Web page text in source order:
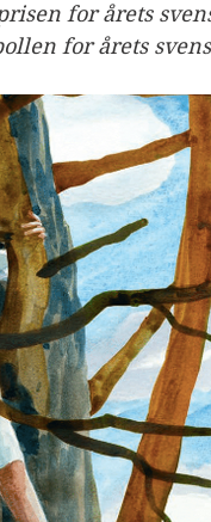
for årets
for årets